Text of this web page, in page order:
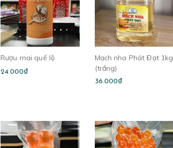
Rượu mai quế lộ
24.000₫
Mạch nha Phát Đạt 1kg
(trắng)
36.000₫